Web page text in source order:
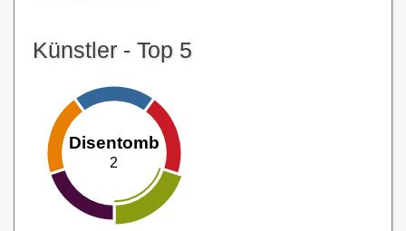
Künstler - Top 5
Disentomb
2